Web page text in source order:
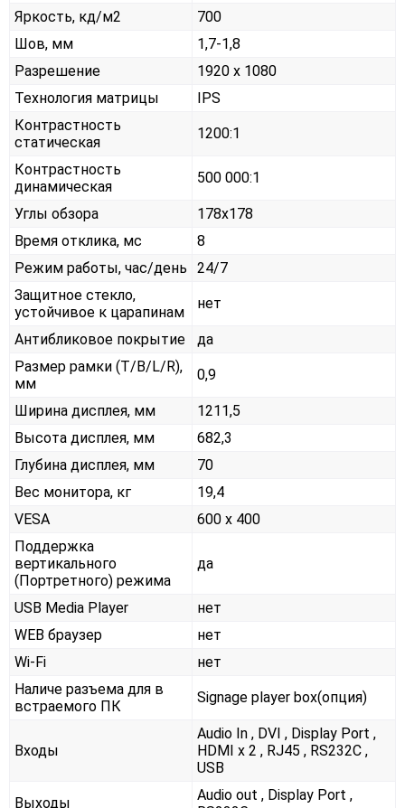
Яркость, кд/м2
700
Шов, мм
1,7-1,8
Разрешение
1920 x 1080
Технология матрицы
IPS
Контрастность
статическая
1200:1
Контрастность
динамическая
500 000:1
Углы обзора
178x178
Время отклика, мс
8
Режим работы, час/день
24/7
Защитное стекло,
устойчивое к царапинам
нет
Антибликовое покрытие
да
Размер рамки (T/B/L/R),
мм
0,9
Ширина дисплея, мм
1211,5
Высота дисплея, мм
682,3
Глубина дисплея, мм
70
Вес монитора, кг
19,4
VESA
600 x 400
Поддержка
вертикального
(Портретного) режима
да
USB Media Player
нет
WEB браузер
нет
Wi-Fi
нет
Наличе разъема для в
встраемого ПК
Signage player box(опция)
Входы
Audio In , DVI , Display Port ,
HDMI x 2 , RJ45 , RS232С ,
USB
Выходы
Audio out , Display Port ,